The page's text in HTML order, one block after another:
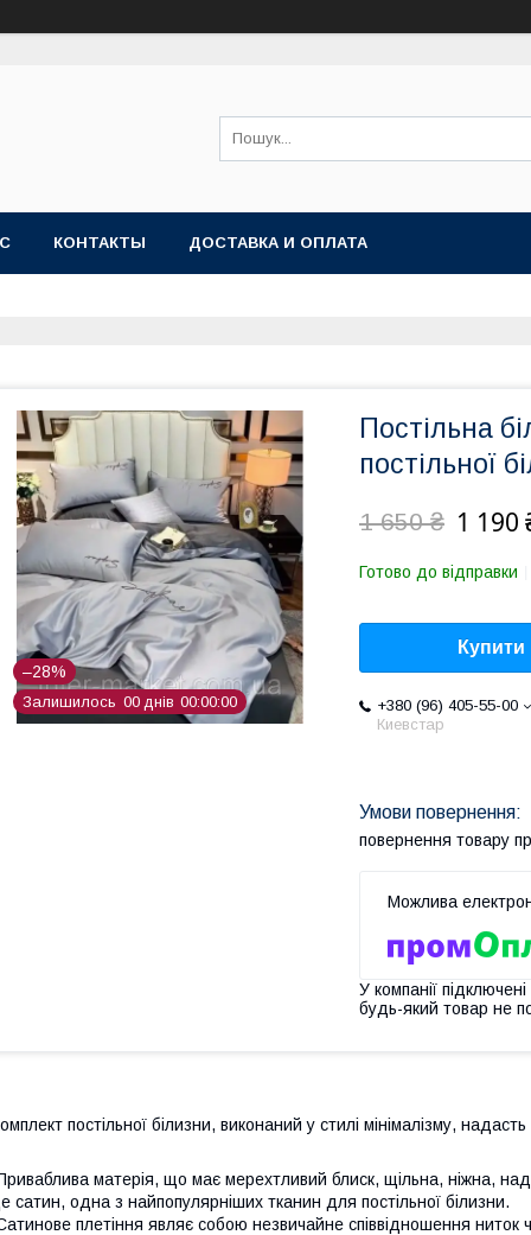
КОНТАКТЫ ДОСТАВКА И ОПЛАТА
–28%
Залишилось 00 днів 00 00 00
Постільна
постільної
1 650 ₴ 1 190
Готово до відправки
Купити
+380 (96) 405-55-00
Киевстар
повернення товару
У компанії
будь-який товар не
постільної білизни, виконаний у стилі мінімалізму,
матерія, що має мерехтливий блиск, щільна, ніжна,
сатин, одна з найпопулярніших тканин для постільної білизни.
плетіння являє собою незвичайне співвідношення ниток